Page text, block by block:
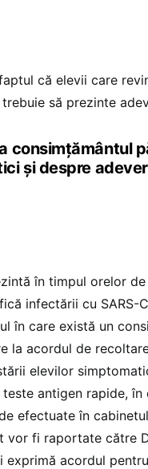
că elevii care
să prezinte
consimțământul
și despre
în timpul orelor
infectării cu SARS-
în care există un
la acordul de
elevilor
antigen rapide, în
efectuate în
vor fi raportate către
acordul